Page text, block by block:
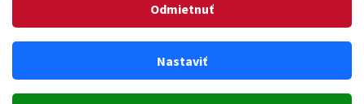
Odmietnuť
Nastaviť